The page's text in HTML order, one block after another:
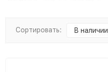
Сортировать: В наличии